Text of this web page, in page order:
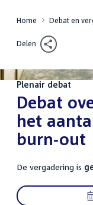
Home Debat en
Delen
Plenair debat
:Debat
het
burn-out
De vergadering is